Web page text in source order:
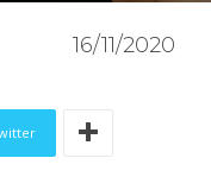
16/11/2020